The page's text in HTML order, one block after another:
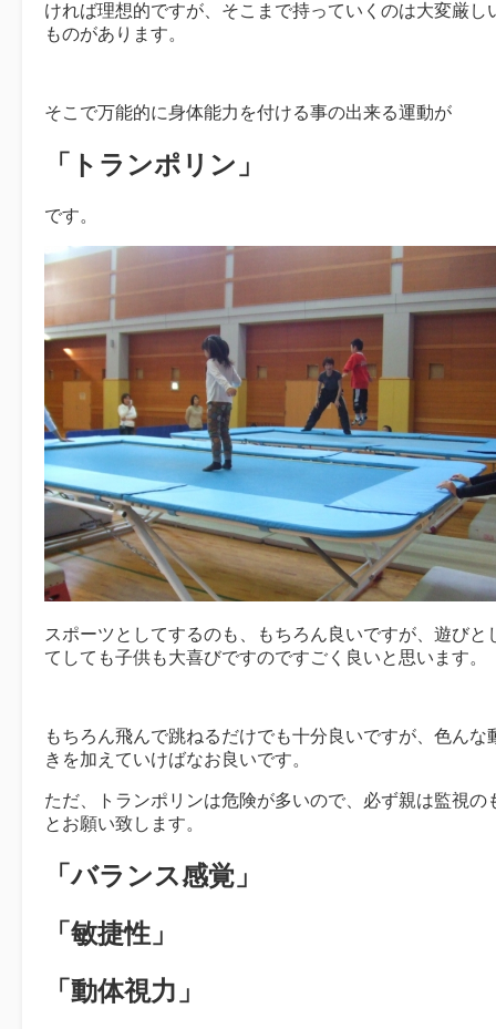
ければ理想的ですが、そこまで持っていくのは大変厳し
ものがあります。
そこで万能的に身体能力を付ける事の出来る運動が
「トランポリン」
です。
スポーツとしてするのも、もちろん良いですが、遊びと
てしても子供も大喜びですのですごく良いと思います。
もちろん飛んで跳ねるだけでも十分良いですが、色んな
きを加えていけばなお良いです。
ただ、トランポリンは危険が多いので、必ず親は監視の
とお願い致します。
「バランス感覚」
「敏捷性」
「動体視力」